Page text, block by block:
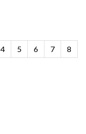
4 5 6 7
8